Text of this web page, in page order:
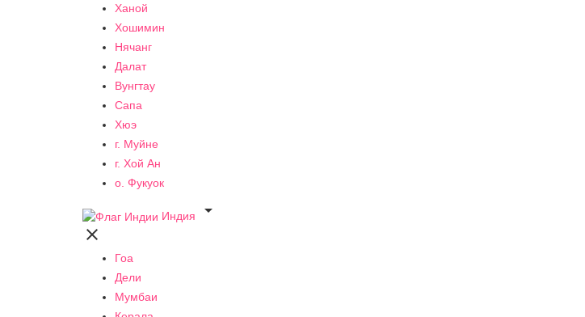
Ханой
Хошимин
Нячанг
Далат
Вунгтау
Сапа
Хюэ
г. Муйне
г. Хой Ан
о. Фукуок
Индия


Гоа
Дели
Мумбаи